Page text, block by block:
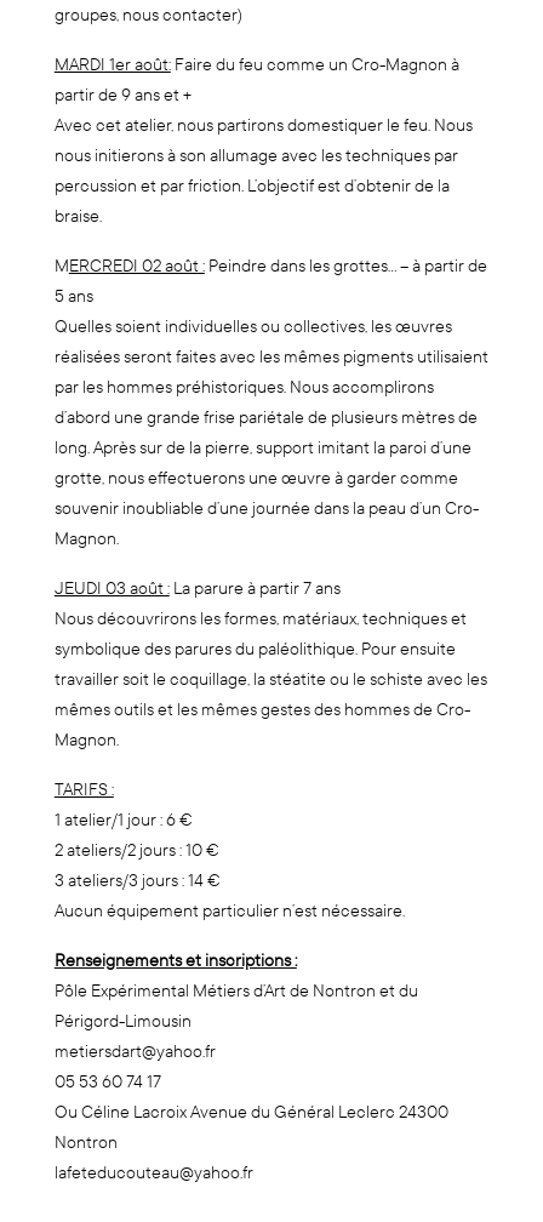
groupes, nous contacter)
MARDI 1er août:Faire du feu comme un Cro-Magnon à
partir de 9 ans et +
Avec cet atelier, nous partirons domestiquer le feu. Nous
nous initierons à son allumage avec les techniques par
percussion et par friction. L’objectif est d’obtenir de la
braise.
MERCREDI 02 août :Peindre dans les grottes… – à partir de
5 ans
Quelles soient individuelles ou collectives, les œuvres
réalisées seront faites avec les mêmes pigments utilisaient
par les hommes préhistoriques. Nous accomplirons
d’abord une grande frise pariétale de plusieurs mètres de
long. Après sur de la pierre, support imitant la paroi d’une
grotte, nous effectuerons une œuvre à garder comme
souvenir inoubliable d’une journée dans la peau d’un Cro-
Magnon.
JEUDI 03 août :La parure à partir 7 ans
Nous découvrirons les formes, matériaux, techniques et
symbolique des parures du paléolithique. Pour ensuite
travailler soit le coquillage, la stéatite ou le schiste avec les
mêmes outils et les mêmes gestes des hommes de Cro-
Magnon.
TARIFS :
1 atelier/1 jour : 6 €
2 ateliers/2 jours : 10 €
3 ateliers/3 jours : 14 €
Aucun équipement particulier n’est nécessaire.
Renseignements et inscriptions :
Pôle Expérimental Métiers d’Art de Nontron et du
Périgord-Limousin
metiersdart@yahoo.fr
05 53 60 74 17
Ou Céline Lacroix Avenue du Général Leclerc 24300
Nontron
lafeteducouteau@yahoo.fr